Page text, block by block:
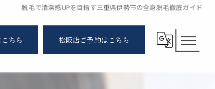
脱毛で清潔感UPを目指す三重県伊勢市の全身脱毛徹底ガイド
ちら 松阪店ご予約はこちら